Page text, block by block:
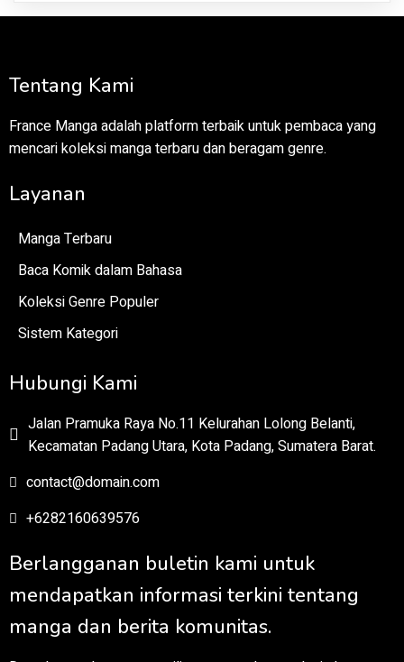
Tentang Kami
France Manga adalah platform terbaik untuk pembaca yang
mencari koleksi manga terbaru dan beragam genre.
Layanan
Manga Terbaru
Baca Komik dalam Bahasa
Koleksi Genre Populer
Sistem Kategori
Hubungi Kami
Jalan Pramuka Raya No.11 Kelurahan Lolong Belanti,
Kecamatan Padang Utara, Kota Padang, Sumatera Barat.
contact@domain.com
+6282160639576
Berlangganan buletin kami untuk
mendapatkan informasi terkini tentang
manga dan berita komunitas.